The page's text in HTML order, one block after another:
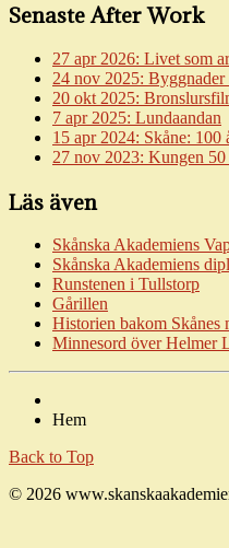
Senaste After Work
27 apr 2026: Livet som
24 nov 2025:
20 okt 2025:
7 apr 2025: Lundaandan
15 apr 2024: Skåne: 100
27 nov 2023: Kungen 50
Läs även
Skånska Akademiens
Skånska Akademiens
Runstenen i Tullstorp
Gårillen
Historien bakom Skånes
Minnesord över Helmer
Hem
Back to Top
© 2026